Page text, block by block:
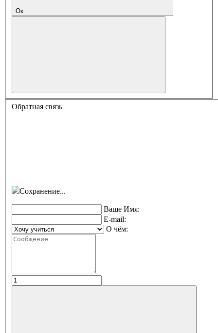
Ок
Обратная связь
Сохранение...
Ваше Имя:
E-mail:
О чём: